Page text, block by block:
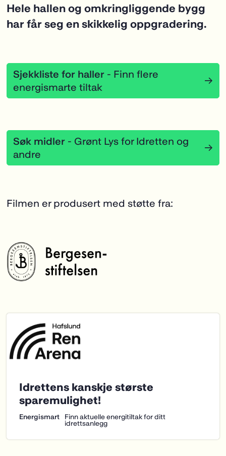
Hele hallen og omkringliggende bygg
har får seg en skikkelig oppgradering.
Filmen er produsert med støtte fra: